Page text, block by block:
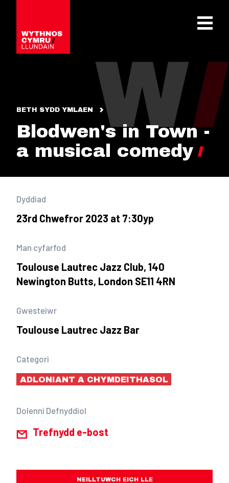
OPEN
BETH SYDD YMLAEN
Blodwen's in Town -
a musical comedy
Dyddiad
23rd Chwefror 2023 at 7:30yp
Man cyfarfod
Toulouse Lautrec Jazz Club, 140
Newington Butts, London SE11 4RN
Gwesteiwr
Toulouse Lautrec Jazz Bar
Categori
ADLONIANT A CHYMDEITHASOL
Dolenni Defnyddiol
Trefnydd e-bost
NEILLTUWCH EICH LLE